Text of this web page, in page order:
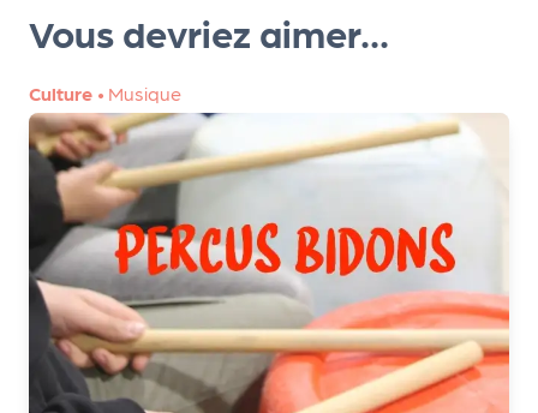
Vous devriez aimer...
Culture • Musique
r
P
r
o
p
o
s
e
r
u
n